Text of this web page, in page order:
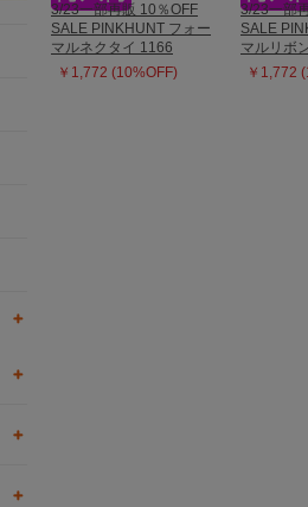
3/23一部再販 10％OFF
SALE PINKHUNT フォー
マルネクタイ 1166
￥1,772 (10%OFF)
3/23一部
SALE
マルリボ
￥1,772